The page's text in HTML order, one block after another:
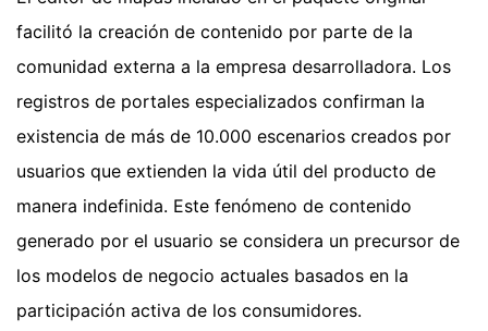
facilitó la creación de contenido por parte de la
comunidad externa a la empresa desarrolladora. Los
registros de portales especializados confirman la
existencia de más de 10.000 escenarios creados por
usuarios que extienden la vida útil del producto de
manera indefinida. Este fenómeno de contenido
generado por el usuario se considera un precursor de
los modelos de negocio actuales basados en la
participación activa de los consumidores.